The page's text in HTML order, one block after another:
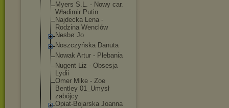
Myers S.L. - Nowy car.
Władimir Putin
Najdecka Lena -
Rodzina Wenclów
Nesbø Jo
Noszczyńska Danuta
Nowak Artur - Plebania
Nugent Liz - Obsesja
Lydii
Omer Mike - Zoe
Bentley 01_Umysł
zabójcy
Opiat-Bojarska Joanna